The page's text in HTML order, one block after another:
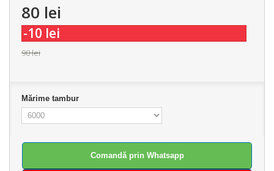
80 lei
-10 lei
90 lei
Mărime tambur
Comandă prin Whatsapp